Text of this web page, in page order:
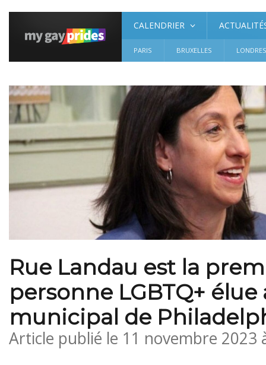
CALENDRIER
PARIS BRUXELLES LONDRES
Rue Landau est la
personne LGBTQ+
municipal de
Article publié le 11 novembre 2023